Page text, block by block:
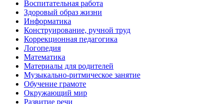
Воспитательная работа
Здоровый образ жизни
Информатика
Конструирование, ручной труд
Коррекционная педагогика
Логопедия
Математика
Материалы для родителей
Музыкально-ритмическое занятие
Обучение грамоте
Окружающий мир
Развитие речи